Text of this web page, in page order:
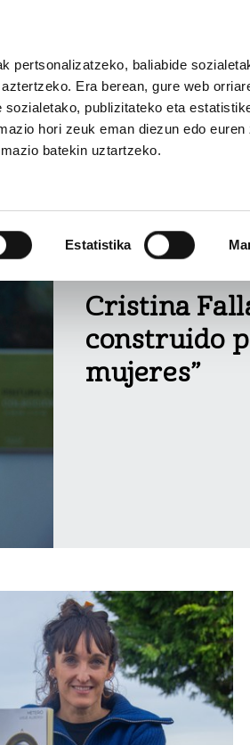
pertsonalizatzeko, baliabide
Era berean, gure web
publizitateko eta
hori zeuk eman diezun edo euren
batekin uztartzeko.
Estatistika
IRITZIAK ZER DA ALDA?
ELKARRIZKETA
Cristina
construido
mujeres”